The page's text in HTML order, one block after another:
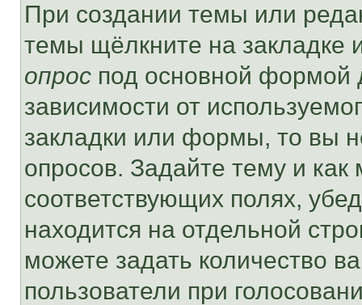
При создании темы или
темы щёлкните на
опрос под основной формой
зависимости от
закладки или формы, то вы
опросов. Задайте тему и
соответствующих полях,
находится на отдельной
можете задать количество
пользователи при